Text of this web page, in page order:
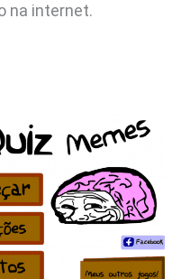
na internet.